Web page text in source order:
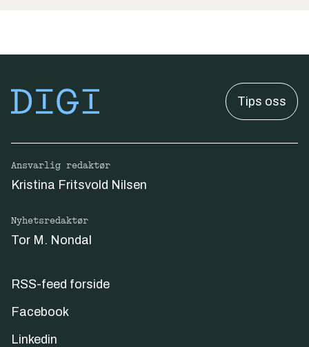
Tips oss
Ansvarlig redaktør
Kristina Fritsvold Nilsen
Nyhetsredaktør
Tor M. Nondal
RSS-feed forside
Facebook
Linkedin